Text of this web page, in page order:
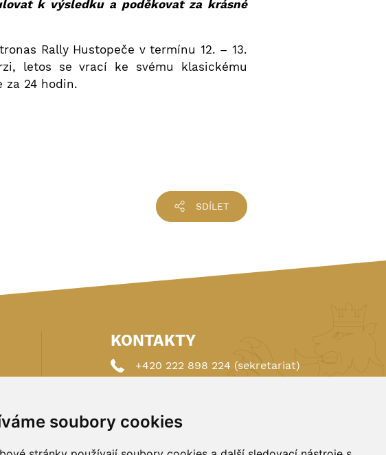
soubory cookies
k výsledku a poděkovat za krásné
Rally Hustopeče v termínu 12. – 13.
letos se vrací ke svému klasickému
za 24 hodin.
SDÍLET
KONTAKTY
+420 222 898 224 (sekretariat)
autoklub@autoklub.cz
Opletalova 1337/29, 110 00 Praha 1